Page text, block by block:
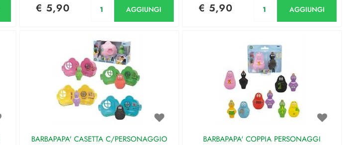
€ 5,90 AGGIUNGI € 5,90 AGGIUNGI
BARBAPAPA' CASETTA C/PERSONAGGIO BARBAPAPA' COPPIA PERSONAGGI